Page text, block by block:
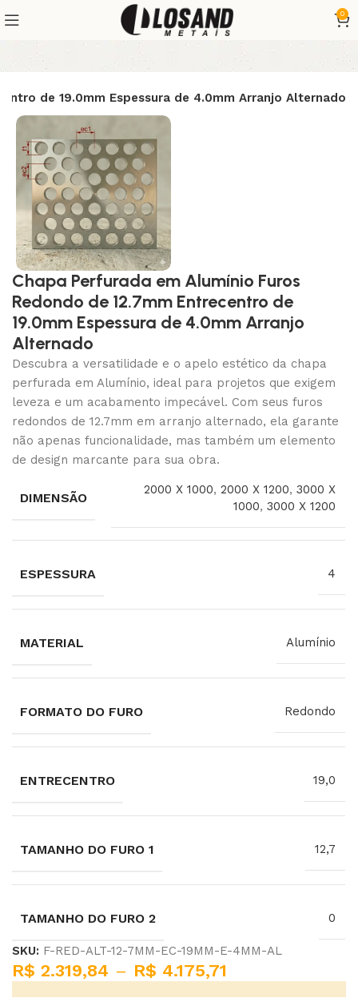
0
de 19.0mm Espessura de 4.0mm Arranjo Alternado
Chapa Perfurada em Alumínio Furos
Redondo de 12.7mm Entrecentro de
19.0mm Espessura de 4.0mm Arranjo
Alternado
Descubra a versatilidade e o apelo estético da chapa
perfurada em Alumínio, ideal para projetos que exigem
leveza e um acabamento impecável. Com seus furos
redondos de 12.7mm em arranjo alternado, ela garante
não apenas funcionalidade, mas também um elemento
de design marcante para sua obra.
DIMENSÃO
2000 X 1000,2000 X 1200,3000 X
1000,3000 X 1200
ESPESSURA 4
MATERIAL Alumínio
FORMATO DO FURO Redondo
ENTRECENTRO 19,0
TAMANHO DO FURO 1 12,7
TAMANHO DO FURO 2 0
SKU: F-RED-ALT-12-7MM-EC-19MM-E-4MM-AL
R$ 2.319,84 – R$ 4.175,71